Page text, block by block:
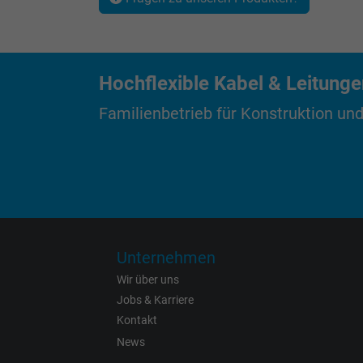
Zweck
Name
Anbieter
Zweck
Hochflexible Kabel &
Familienbetrieb für Konstruktion
Unternehmen
Wir über uns
Jobs & Karriere
Kontakt
News